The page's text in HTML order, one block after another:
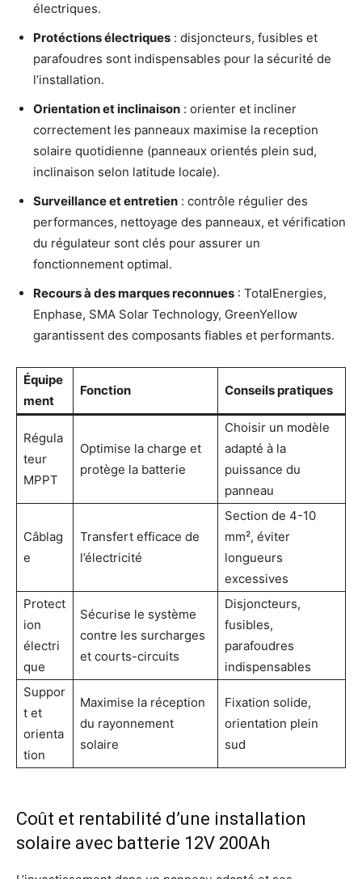
électriques.
Protéctions électriques : disjoncteurs, fusibles et
parafoudres sont indispensables pour la sécurité de
l’installation.
Orientation et inclinaison : orienter et incliner
correctement les panneaux maximise la reception
solaire quotidienne (panneaux orientés plein sud,
inclinaison selon latitude locale).
Surveillance et entretien : contrôle régulier des
performances, nettoyage des panneaux, et vérification
du régulateur sont clés pour assurer un
fonctionnement optimal.
Recours à des marques reconnues : TotalEnergies,
Enphase, SMA Solar Technology, GreenYellow
garantissent des composants fiables et performants.
Équipe
ment
Fonction Conseils pratiques
Régula
teur
MPPT
Optimise la charge et
protège la batterie
Choisir un modèle
adapté à la
puissance du
panneau
Câblag
e
Transfert efficace de
l’électricité
Section de 4-10
mm², éviter
longueurs
excessives
Protect
ion
électri
que
Sécurise le système
contre les surcharges
et courts-circuits
Disjoncteurs,
fusibles,
parafoudres
indispensables
Suppor
t et
orienta
tion
Maximise la réception
du rayonnement
solaire
Fixation solide,
orientation plein
sud
Coût et rentabilité d’une installation
solaire avec batterie 12V 200Ah